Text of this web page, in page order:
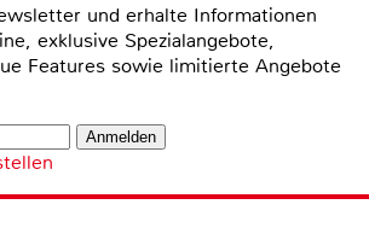
und erhalte Informationen
exklusive Spezialangebote,
Features sowie limitierte Angebote